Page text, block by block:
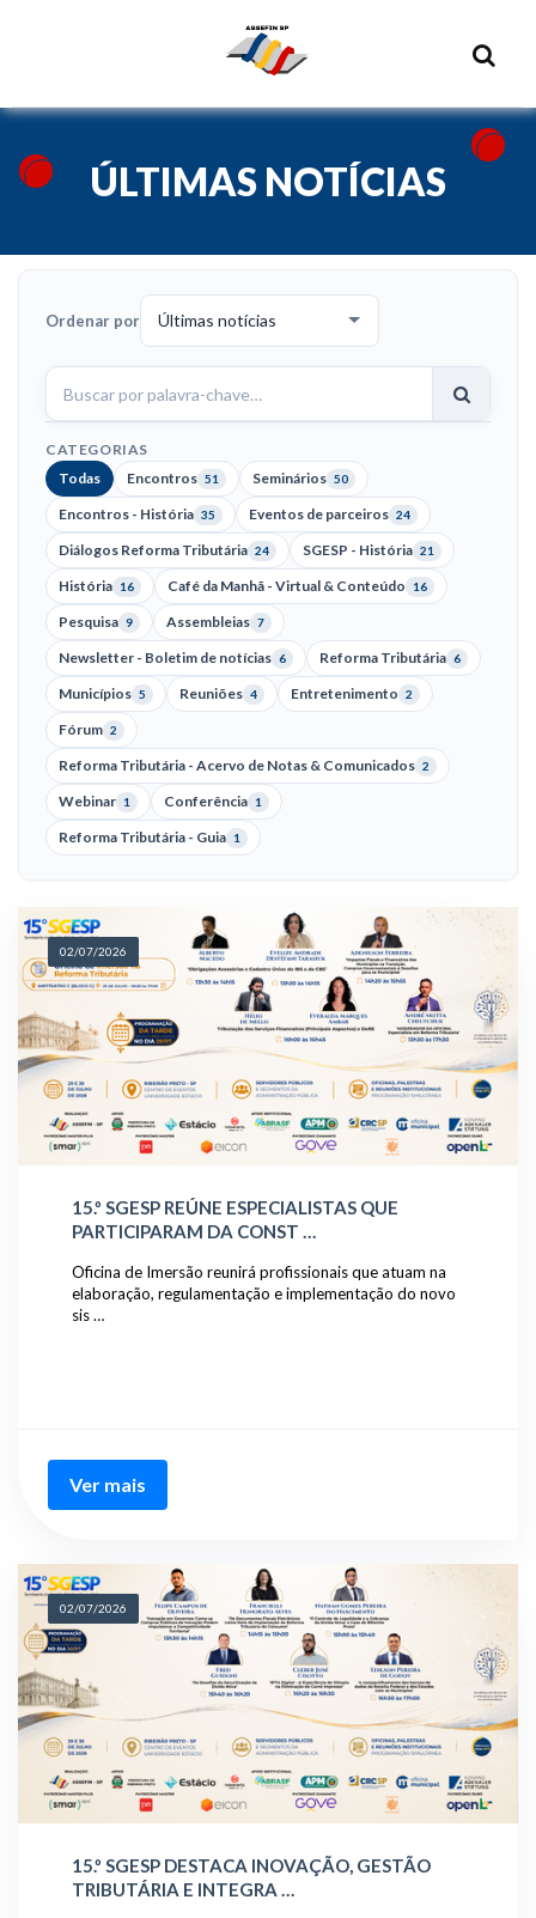
ÚLTIMAS NOTÍCIAS
Ordenar por
Buscar
notícias
CATEGORIAS
Todas
Encontros 51 Seminários 50
Encontros - História 35 Eventos de parceiros 24
Diálogos Reforma Tributária 24 SGESP - História 21
História 16 Café da Manhã - Virtual & Conteúdo 16
Pesquisa 9 Assembleias 7
Newsletter - Boletim de notícias 6 Reforma Tributária 6
Municípios 5 Reuniões 4 Entretenimento 2
Fórum 2
Reforma Tributária - Acervo de Notas & Comunicados 2
Webinar 1 Conferência 1
Reforma Tributária - Guia 1
02/07/2026
15.º SGESP REÚNE ESPECIALISTAS QUE
PARTICIPARAM DA CONST …
Oficina de Imersão reunirá profissionais que atuam na
elaboração, regulamentação e implementação do novo
sis …
Ver mais
02/07/2026
15.º SGESP DESTACA INOVAÇÃO, GESTÃO
TRIBUTÁRIA E INTEGRA …